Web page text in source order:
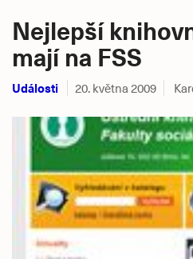
Nejlepší
mají na FSS
Události 20. května 2009